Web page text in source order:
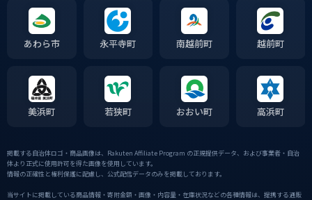
あわら市 永平寺町 南越前町 越前町
美浜町 若狭町 おおい町 高浜町
掲載する自治体ロゴ・商品画像は、Rakuten Affiliate Program の正規提供データ、および事業者・自治
体より正式に使用許可を得た画像を使用しています。
情報の正確性と権利保護に配慮し、公式配信データのみを掲載しております。
当サイトに掲載している商品情報・寄附金額・画像・内容量・在庫状況などの各種情報は、提携する通販